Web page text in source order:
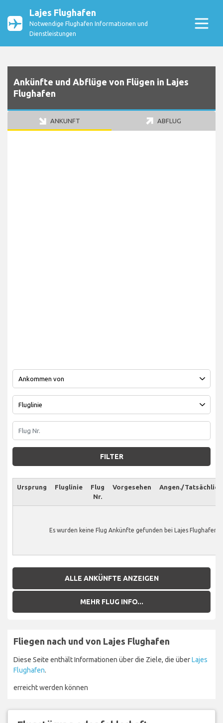
Lajes Flughafen
Notwendige Flughafen Informationen und
Dienstleistungen
Ankünfte und Abflüge von Flügen in Lajes
Flughafen
ANKUNFT ABFLUG
FILTER
Ursprung Fluglinie
Flug
Nr.
Vorgesehen Angen./Tatsächlich
Es wurden keine Flug Ankünfte gefunden bei Lajes Flughafen.
ALLE ANKÜNFTE ANZEIGEN
MEHR FLUG INFO...
Fliegen nach und von Lajes Flughafen
Diese Seite enthält Informationen über die Ziele, die überLajes
Flughafen.
erreicht werden können